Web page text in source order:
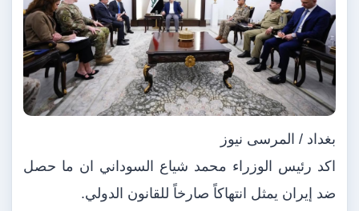
بغداد / المرسى نيوز
اكد رئيس الوزراء محمد شياع السوداني ان ما حصل
ضد إيران يمثل انتهاكاً صارخاً للقانون الدولي.